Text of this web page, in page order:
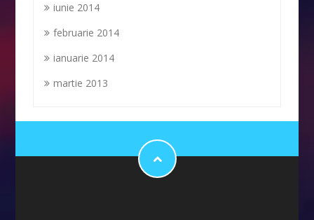
iunie 2014
februarie 2014
ianuarie 2014
martie 2013